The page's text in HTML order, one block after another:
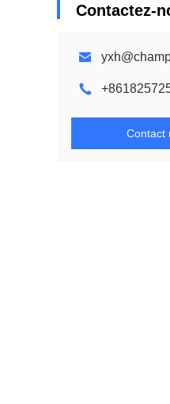
Contactez-
Contact